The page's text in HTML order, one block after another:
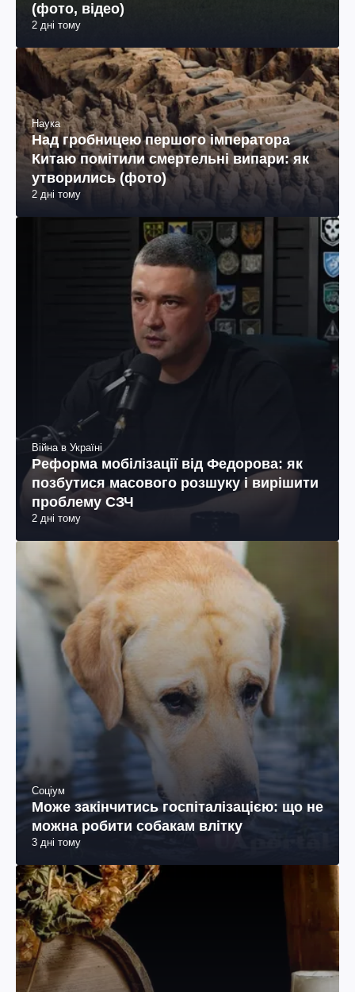
(фото, відео)
2 дні тому
Наука
Над гробницею першого імператора
Китаю помітили смертельні випари: як
утворились (фото)
2 дні тому
Війна в Україні
Реформа мобілізації від Федорова: як
позбутися масового розшуку і вирішити
проблему СЗЧ
2 дні тому
Соціум
Може закінчитись госпіталізацією: що не
можна робити собакам влітку
3 дні тому